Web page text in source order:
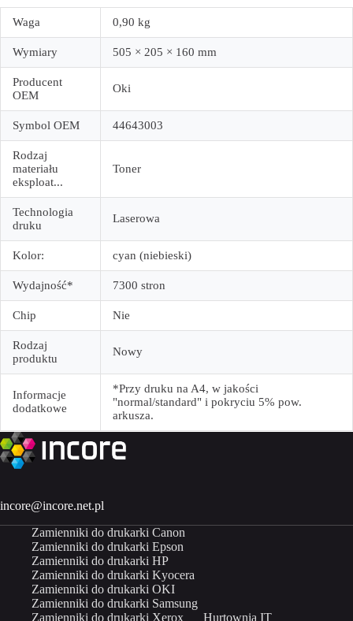
Waga 0,90 kg
Wymiary 505 × 205 × 160 mm
Producent
OEM
Oki
Symbol OEM 44643003
Rodzaj
materiału
eksploat...
Toner
Technologia
druku
Laserowa
Kolor: cyan (niebieski)
Wydajność* 7300 stron
Chip Nie
Rodzaj
produktu
Nowy
Informacje
dodatkowe
*Przy druku na A4, w jakości
"normal/standard" i pokryciu 5% pow.
arkusza.
incore@incore.net.pl
Zamienniki do drukarki Canon
Zamienniki do drukarki Epson
Zamienniki do drukarki HP
Zamienniki do drukarki Kyocera
Zamienniki do drukarki OKI
Zamienniki do drukarki Samsung
Zamienniki do drukarki Xerox
Hurtownia IT